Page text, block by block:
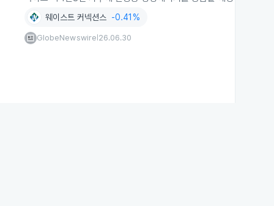
웨이스트 커넥션스 -0.41%
GlobeNewswire 26.06.30